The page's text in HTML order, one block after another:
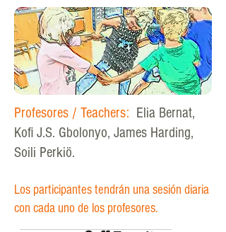
Profesores / Teachers: Elia Bernat,
Kofi J.S. Gbolonyo, James Harding,
Soili Perkiö.
Los participantes tendrán una sesión diaria
con cada uno de los profesores.